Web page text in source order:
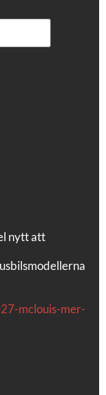
nytt att
mclouis-mer-